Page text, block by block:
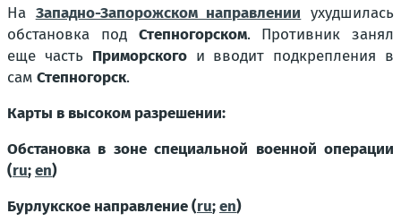
На Западно-Запорожском направлении ухудшилась
обстановка под Степногорском. Противник занял
еще часть Приморскогои вводит подкрепления в
сам Степногорск.
Карты в высоком разрешении:
Обстановка в зоне специальной военной операции
(ru;en)
Бурлукское направление (ru;en)